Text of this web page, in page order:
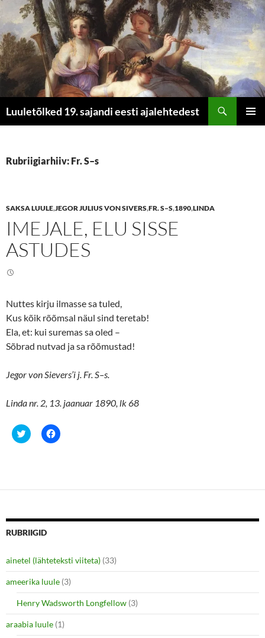
Luuletõlked 19. sajandi eesti ajalehtedest
Rubriigiarhiiv: Fr. S–s
SAKSA LUULE,JEGOR JULIUS VON SIVERS,FR. S–S,1890,LINDA
IMEJALE, ELU SISSE
ASTUDES
Nuttes kirju ilmasse sa tuled,
Kus kõik rõõmsal näul sind teretab!
Ela, et: kui suremas sa oled –
Sõbrad nutvad ja sa rõõmustad!
Jegor von Sievers’i j. Fr. S–s.
Linda nr. 2, 13. jaanuar 1890, lk 68
C
l
h
e
o
n
t
t
e
r
(
O
p
e
n
C
l
h
e
o
e
b
o
o
k
(
O
p
e
n
RUBRIIGID
ainetel (lähteteksti viiteta) (33)
ameerika luule (3)
Henry Wadsworth Longfellow (3)
araabia luule (1)